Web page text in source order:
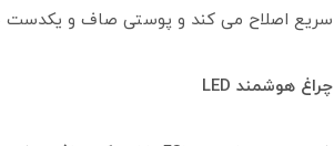
سریع اصلاح می کند و پوستی صاف و
چراغ هوشمند LED